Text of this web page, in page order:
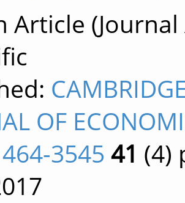
Article
OF
3545 41 (4)